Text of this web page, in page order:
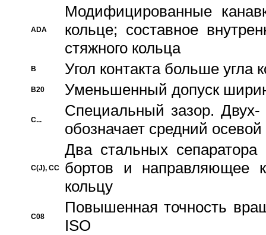
ADA
Модифицированные
кольце; составное
стяжного кольца
B Угол контакта больше угла
B20 Уменьшенный допуск
C...
Специальный зазор.
обозначает средний
C(J), CC
Два стальных сепаратора
бортов и направляющее
кольцу
C08
Повышенная точность
ISO